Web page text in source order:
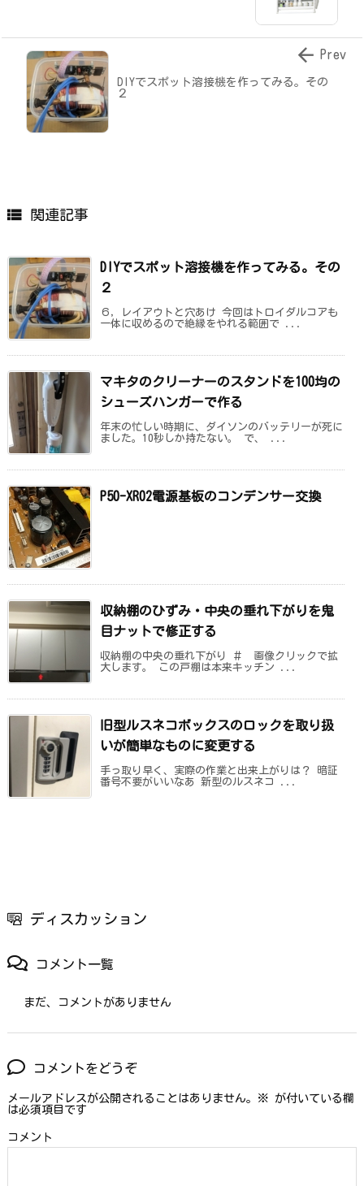
DIYでスポット溶接機を作ってみる。その
２
 Prev
 関連記事
DIYでスポット溶接機を作ってみる。その
２
６，レイアウトと穴あけ 今回はトロイダルコアも
一体に収めるので絶縁をやれる範囲で ...
マキタのクリーナーのスタンドを100均の
シューズハンガーで作る
年末の忙しい時期に、ダイソンのバッテリーが死に
ました。10秒しか持たない。 で、 ...
P50-XR02電源基板のコンデンサー交換
収納棚のひずみ・中央の垂れ下がりを鬼
目ナットで修正する
収納棚の中央の垂れ下がり ＃ 画像クリックで拡
大します。 この戸棚は本来キッチン ...
旧型ルスネコボックスのロックを取り扱
いが簡単なものに変更する
手っ取り早く、実際の作業と出来上がりは？ 暗証
番号不要がいいなあ 新型のルスネコ ...
ディスカッション
コメント一覧
まだ、コメントがありません
コメントをどうぞ
メールアドレスが公開されることはありません。 ※ が付いている欄
は必須項目です
コメント